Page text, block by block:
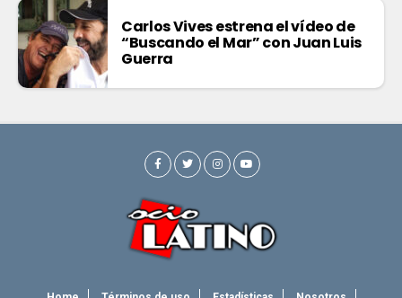
Carlos Vives estrena el vídeo de
“Buscando el Mar” con Juan Luis
Guerra